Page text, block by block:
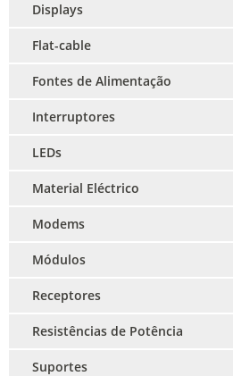
Displays
Flat-cable
Fontes de Alimentação
Interruptores
LEDs
Material Eléctrico
Modems
Módulos
Receptores
Resistências de Potência
Suportes